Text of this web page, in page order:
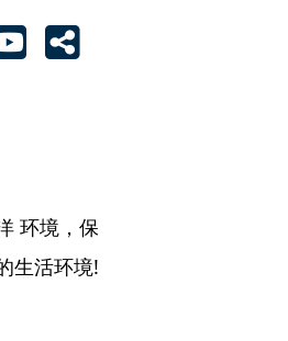
环境，保
生活环境!